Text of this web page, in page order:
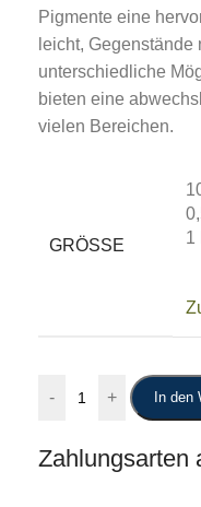
Pigmente eine
leicht,
unterschiedliche
bieten eine
vielen Bereichen.
GRÖSSE
1
- + In den
Zahlungsarten